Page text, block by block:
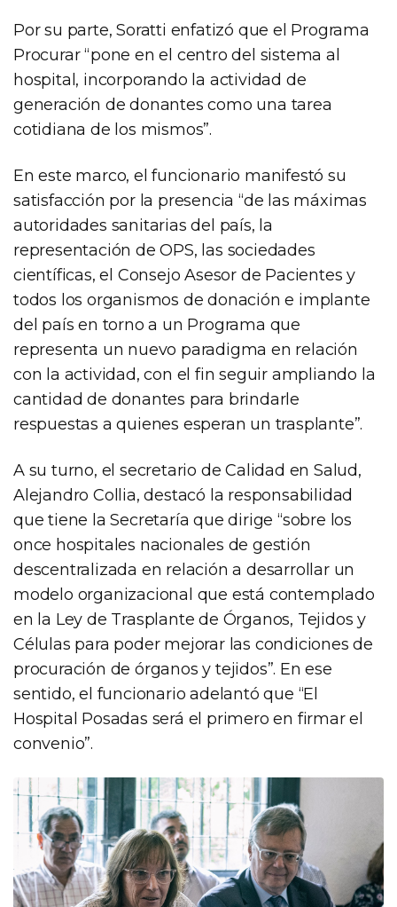
Por su parte, Soratti enfatizó que el Programa
Procurar “pone en el centro del sistema al
hospital, incorporando la actividad de
generación de donantes como una tarea
cotidiana de los mismos”.
En este marco, el funcionario manifestó su
satisfacción por la presencia “de las máximas
autoridades sanitarias del país, la
representación de OPS, las sociedades
científicas, el Consejo Asesor de Pacientes y
todos los organismos de donación e implante
del país en torno a un Programa que
representa un nuevo paradigma en relación
con la actividad, con el fin seguir ampliando la
cantidad de donantes para brindarle
respuestas a quienes esperan un trasplante”.
A su turno, el secretario de Calidad en Salud,
Alejandro Collia, destacó la responsabilidad
que tiene la Secretaría que dirige “sobre los
once hospitales nacionales de gestión
descentralizada en relación a desarrollar un
modelo organizacional que está contemplado
en la Ley de Trasplante de Órganos, Tejidos y
Células para poder mejorar las condiciones de
procuración de órganos y tejidos”. En ese
sentido, el funcionario adelantó que “El
Hospital Posadas será el primero en firmar el
convenio”.